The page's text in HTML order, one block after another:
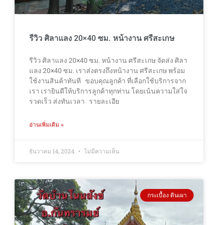
รีวิว ศิลาแลง 20×40 ซม. หน้างาน ศรีสะเกษ
รีวิว ศิลาแลง 20×40 ซม. หน้างาน ศรีสะเกษ จัดส่ง ศิลา
แลง 20×40 ซม. เราส่งตรงถึงหน้างาน ศรีสะเกษ พร้อม
ใช้งานสินค้าทันที ขอบคุณลูกค้า ที่เลือกใช้บริการจาก
เรา เรายินดีให้บริการลูกค้าทุกท่าน โดยเน้นความใส่ใจ
รวดเร็ว ส่งทันเวลา รายละเอีย
อ่านเพิ่มเติม »
ธันวาคม 14, 2024 ไม่มีความเห็น
กระเบื้อง ดินเผา